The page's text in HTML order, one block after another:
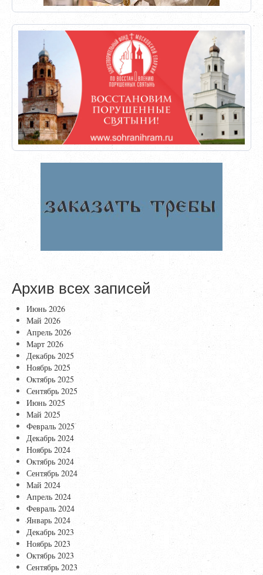
Архив всех записей
Июнь 2026
Май 2026
Апрель 2026
Март 2026
Декабрь 2025
Ноябрь 2025
Октябрь 2025
Сентябрь 2025
Июнь 2025
Май 2025
Февраль 2025
Декабрь 2024
Ноябрь 2024
Октябрь 2024
Сентябрь 2024
Май 2024
Апрель 2024
Февраль 2024
Январь 2024
Декабрь 2023
Ноябрь 2023
Октябрь 2023
Сентябрь 2023